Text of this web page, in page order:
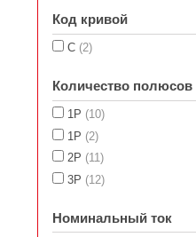
Код кривой
C (2)
Количество полюсов
1P (10)
1Р (2)
2Р (11)
3P (12)
Номинальный ток